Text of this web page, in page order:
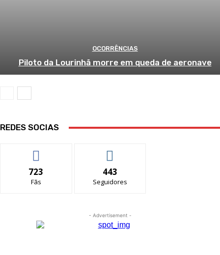
OCORRÊNCIAS
Piloto da Lourinhã morre em queda de aeronave
REDES SOCIAS
723
Fãs
443
Seguidores
- Advertisement -